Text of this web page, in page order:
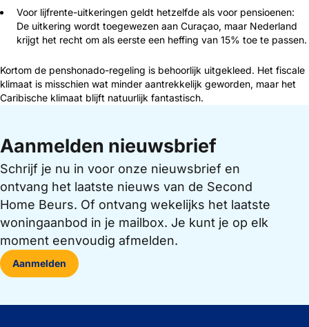
Voor lijfrente-uitkeringen geldt hetzelfde als voor pensioenen:
De uitkering wordt toegewezen aan Curaçao, maar Nederland
krijgt het recht om als eerste een heffing van 15% toe te passen.
Kortom de penshonado-regeling is behoorlijk uitgekleed. Het fiscale
klimaat is misschien wat minder aantrekkelijk geworden, maar het
Caribische klimaat blijft natuurlijk fantastisch.
Aanmelden nieuwsbrief
Schrijf je nu in voor onze nieuwsbrief en
ontvang het laatste nieuws van de Second
Home Beurs. Of ontvang wekelijks het laatste
woningaanbod in je mailbox. Je kunt je op elk
moment eenvoudig afmelden.
Aanmelden